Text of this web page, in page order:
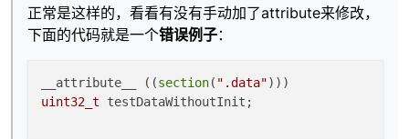
正常是这样的，看看有没有手动加了attribute来修改，
下面的代码就是一个错误例子：
__attribute__ ((section( ".data"
uint32_t testDataWithoutInit;